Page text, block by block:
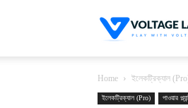
Home ইলেকট্রিক্যাল
ইলেকট্রিক্যাল (Pro) পাওয়ার